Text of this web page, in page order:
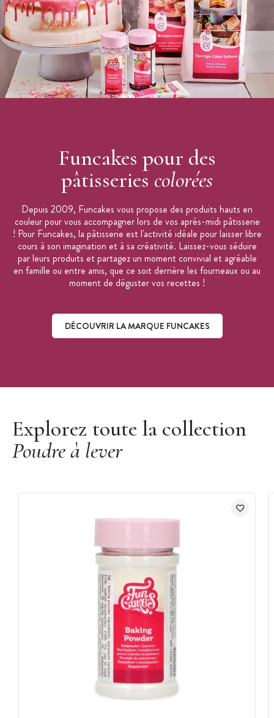
Funcakes pour des
pâtisseries colorées
Depuis 2009, Funcakes vous propose des produits hauts en
couleur pour vous accompagner lors de vos après-midi pâtisserie
! Pour Funcakes, la pâtisserie est l'activité idéale pour laisser libre
cours à son imagination et à sa créativité. Laissez-vous séduire
par leurs produits et partagez un moment convivial et agréable
en famille ou entre amis, que ce soit derrière les fourneaux ou au
moment de déguster vos recettes !
DÉCOUVRIR LA MARQUE FUNCAKES
Explorez toute la collection
Poudre à lever